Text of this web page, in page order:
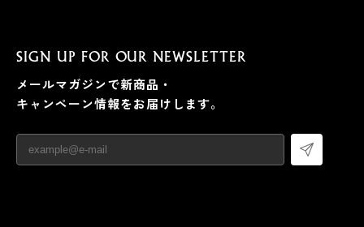
SIGN UP FOR OUR NEWSLETTER
メールマガジンで新商品・
キャンペーン情報をお届けします。